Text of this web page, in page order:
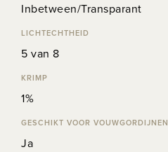
Inbetween/Transparant
LICHTECHTHEID
5 van 8
KRIMP
1%
GESCHIKT VOOR VOUWGORDIJNEN
Ja